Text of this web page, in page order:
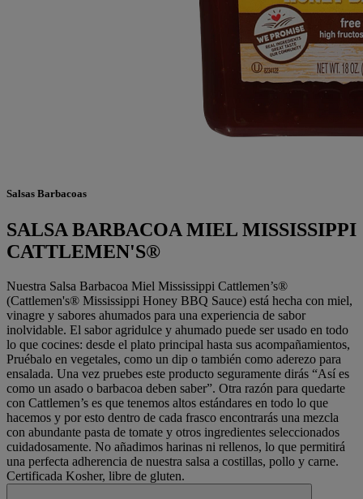
Salsas Barbacoas
SALSA BARBACOA MIEL MISSISSIPPI
CATTLEMEN'S®
Nuestra Salsa Barbacoa Miel Mississippi Cattlemen’s®
(Cattlemen's® Mississippi Honey BBQ Sauce) está hecha con miel,
vinagre y sabores ahumados para una experiencia de sabor
inolvidable. El sabor agridulce y ahumado puede ser usado en todo
lo que cocines: desde el plato principal hasta sus acompañamientos,
Pruébalo en vegetales, como un dip o también como aderezo para
ensalada. Una vez pruebes este producto seguramente dirás “Así es
como un asado o barbacoa deben saber”. Otra razón para quedarte
con Cattlemen’s es que tenemos altos estándares en todo lo que
hacemos y por esto dentro de cada frasco encontrarás una mezcla
con abundante pasta de tomate y otros ingredientes seleccionados
cuidadosamente. No añadimos harinas ni rellenos, lo que permitirá
una perfecta adherencia de nuestra salsa a costillas, pollo y carne.
Certificada Kosher, libre de gluten.